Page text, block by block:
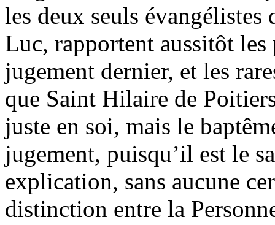
les deux seuls
Luc, rapportent aussitôt les
jugement dernier, et les
que Saint Hilaire de
juste en soi, mais le
jugement, puisqu’il est le
explication, sans aucune
distinction entre la